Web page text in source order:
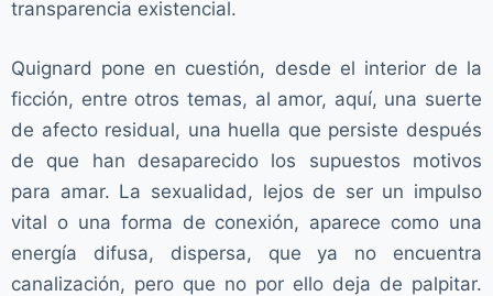
transparencia existencial.
Quignard pone en cuestión, desde el interior de la
ficción, entre otros temas, al amor, aquí, una suerte
de afecto residual, una huella que persiste después
de que han desaparecido los supuestos motivos
para amar. La sexualidad, lejos de ser un impulso
vital o una forma de conexión, aparece como una
energía difusa, dispersa, que ya no encuentra
canalización, pero que no por ello deja de palpitar.